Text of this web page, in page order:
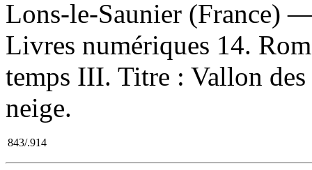
Lons-le-Saunier (France)
Livres numériques 14.
temps III. Titre : Vallon
neige.
843/.914